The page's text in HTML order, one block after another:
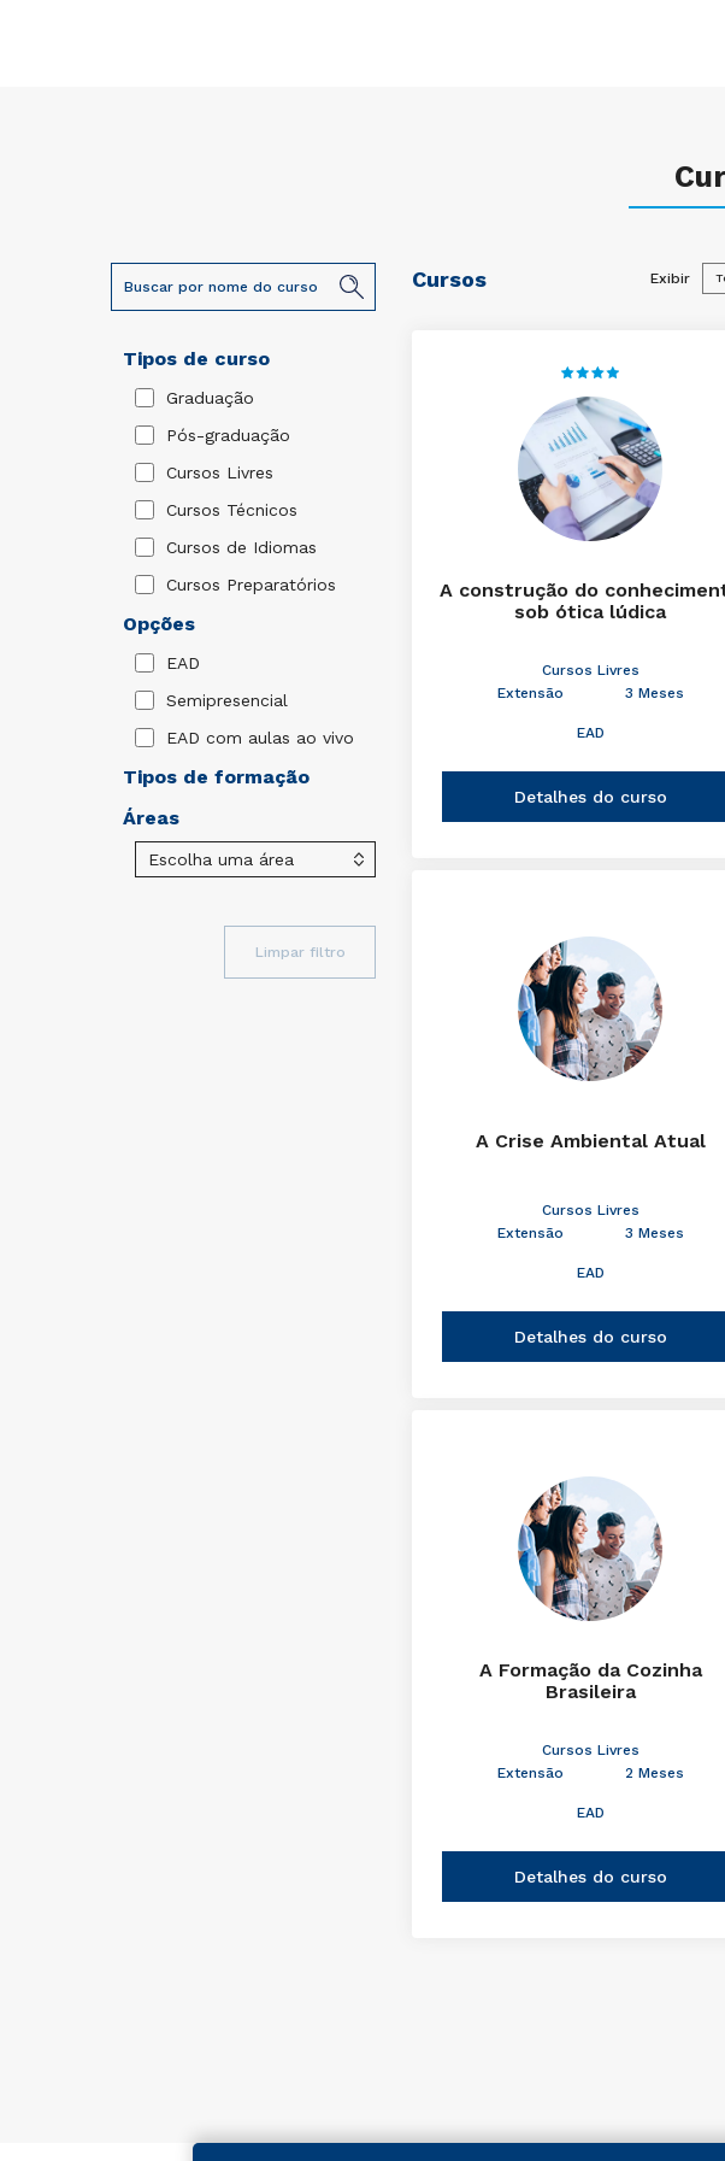
Tipos de curso
Graduação
Pós-graduação
Cursos Livres
Cursos Técnicos
Cursos de Idiomas
Cursos Preparatórios
Opções
EAD
Semipresencial
EAD com aulas ao vivo
Tipos de formação
Áreas
Limpar filtro
Cursos Exibir
A construção do
sob ótica lúdica
Cursos Livres
Extensão
3 Meses
EAD
Detalhes do curso
A Crise Ambiental Atual
Cursos Livres
Extensão
3 Meses
EAD
Detalhes do curso
A Formação da Cozinha
Brasileira
Cursos Livres
Extensão
2 Meses
EAD
Detalhes do curso